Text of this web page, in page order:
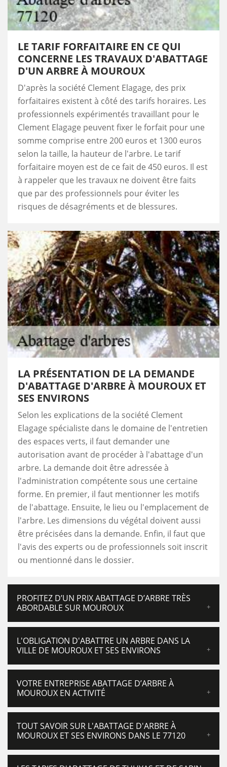
LE TARIF FORFAITAIRE EN CE QUI
CONCERNE LES TRAVAUX D'ABATTAGE
D'UN ARBRE À MOUROUX
D'après la société Clement Elagage, des prix
forfaitaires existent à côté des tarifs horaires. Les
professionnels expérimentés travaillant pour le
Clement Elagage peuvent fixer le forfait pour une
somme comprise entre 200 euros et 1300 euros
selon la taille, la hauteur de l'arbre. Le tarif
forfaitaire moyen est de ce fait de 450 euros. Il est
à rappeler que les travaux ne doivent être faits
que par des professionnels pour éviter les
risques de désagréments et de blessures.
LA PRÉSENTATION DE LA DEMANDE
D'ABATTAGE D'ARBRE À MOUROUX ET
SES ENVIRONS
Selon les explications de la société Clement
Elagage spécialiste dans le domaine de l'entretien
des espaces verts, il faut demander une
autorisation avant de procéder à l'abattage d'un
arbre. La demande doit être adressée à
l'administration compétente sous une certaine
forme. En premier, il faut mentionner les motifs
de l'abattage. Ensuite, le lieu ou l'emplacement de
l'arbre. Les dimensions du végétal doivent aussi
être précisées dans la demande. Enfin, il faut que
l'avis des experts ou de professionnels soit inscrit
ou mentionné dans le dossier.
PROFITEZ D’UN PRIX ABATTAGE D’ARBRE TRÈS
ABORDABLE SUR MOUROUX
L'OBLIGATION D'ABATTRE UN ARBRE DANS LA
VILLE DE MOUROUX ET SES ENVIRONS
VOTRE ENTREPRISE ABATTAGE D’ARBRE À
MOUROUX EN ACTIVITÉ
TOUT SAVOIR SUR L'ABATTAGE D'ARBRE À
MOUROUX ET SES ENVIRONS DANS LE 77120